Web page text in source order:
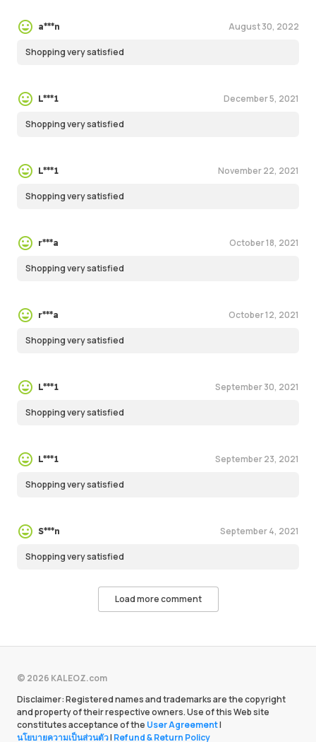
a***n August 30, 2022
Shopping very satisfied
L***1 December 5, 2021
Shopping very satisfied
L***1 November 22, 2021
Shopping very satisfied
r***a October 18, 2021
Shopping very satisfied
r***a October 12, 2021
Shopping very satisfied
L***1 September 30, 2021
Shopping very satisfied
L***1 September 23, 2021
Shopping very satisfied
S***n September 4, 2021
Shopping very satisfied
Load more comment
© 2026 KALEOZ.com
Disclaimer: Registered names and trademarks are the copyright
and property of their respective owners. Use of this Web site
constitutes acceptance of the User Agreement|
นโยบายความเป็นส่วนตัว| Refund & Return Policy